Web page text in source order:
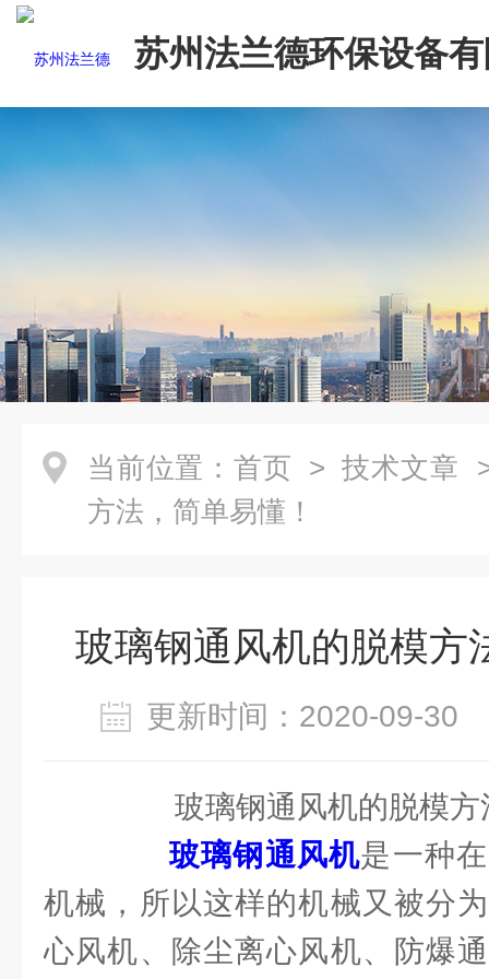
苏州法兰德环保设备
当前位置： 首页 > 技术文章
方法，简单易懂！
玻璃钢通风机的脱模方
更新时间：2020-09-
玻璃钢通风机的脱模方
玻璃钢通风机是一种
机械，所以这样的机械又被分
心风机、除尘离心风机、防爆